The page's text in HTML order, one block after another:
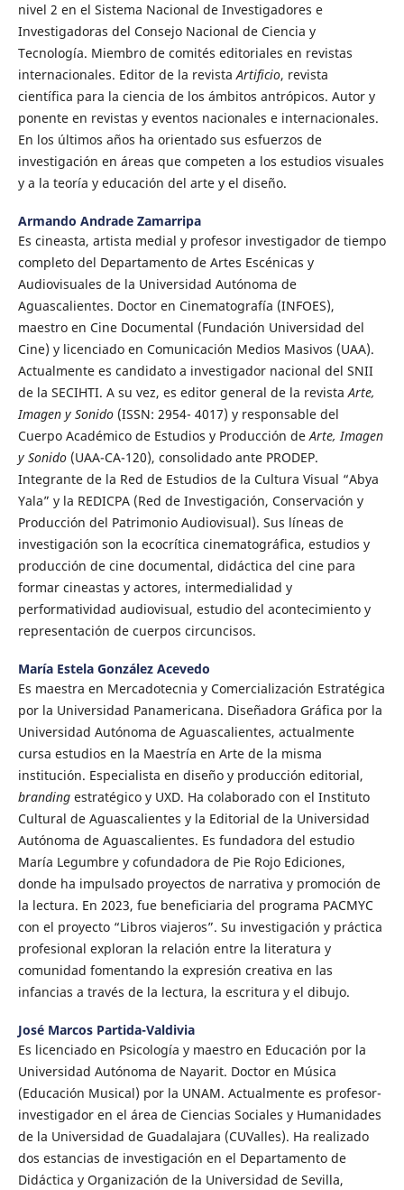
nivel 2 en el Sistema Nacional de Investigadores e
Investigadoras del Consejo Nacional de Ciencia y
Tecnología. Miembro de comités editoriales en revistas
internacionales. Editor de la revistaArtificio, revista
científica para la ciencia de los ámbitos antrópicos. Autor y
ponente en revistas y eventos nacionales e internacionales.
En los últimos años ha orientado sus esfuerzos de
investigación en áreas que competen a los estudios visuales
y a la teoría y educación del arte y el diseño.
Armando Andrade Zamarripa
Es cineasta, artista medial y profesor investigador de tiempo
completo del Departamento de Artes Escénicas y
Audiovisuales de la Universidad Autónoma de
Aguascalientes. Doctor en Cinematografía (INFOES),
maestro en Cine Documental (Fundación Universidad del
Cine) y licenciado en Comunicación Medios Masivos (UAA).
Actualmente es candidato a investigador nacional del SNII
de la SECIHTI. A su vez, es editor general de la revistaArte,
Imagen y Sonido(ISSN: 2954- 4017) y responsable del
Cuerpo Académico de Estudios y Producción deArte, Imagen
y Sonido(UAA-CA-120), consolidado ante PRODEP.
Integrante de la Red de Estudios de la Cultura Visual “Abya
Yala” y la REDICPA (Red de Investigación, Conservación y
Producción del Patrimonio Audiovisual). Sus líneas de
investigación son la ecocrítica cinematográfica, estudios y
producción de cine documental, didáctica del cine para
formar cineastas y actores, intermedialidad y
performatividad audiovisual, estudio del acontecimiento y
representación de cuerpos circuncisos.
María Estela González Acevedo
Es maestra en Mercadotecnia y Comercialización Estratégica
por la Universidad Panamericana. Diseñadora Gráfica por la
Universidad Autónoma de Aguascalientes, actualmente
cursa estudios en la Maestría en Arte de la misma
institución. Especialista en diseño y producción editorial,
brandingestratégico y UXD. Ha colaborado con el Instituto
Cultural de Aguascalientes y la Editorial de la Universidad
Autónoma de Aguascalientes. Es fundadora del estudio
María Legumbre y cofundadora de Pie Rojo Ediciones,
donde ha impulsado proyectos de narrativa y promoción de
la lectura. En 2023, fue beneficiaria del programa PACMYC
con el proyecto “Libros viajeros”. Su investigación y práctica
profesional exploran la relación entre la literatura y
comunidad fomentando la expresión creativa en las
infancias a través de la lectura, la escritura y el dibujo.
José Marcos Partida-Valdivia
Es licenciado en Psicología y maestro en Educación por la
Universidad Autónoma de Nayarit. Doctor en Música
(Educación Musical) por la UNAM. Actualmente es profesor-
investigador en el área de Ciencias Sociales y Humanidades
de la Universidad de Guadalajara (CUValles). Ha realizado
dos estancias de investigación en el Departamento de
Didáctica y Organización de la Universidad de Sevilla,